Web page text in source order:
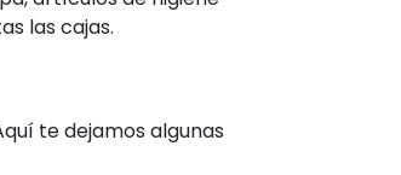
las cajas.
te dejamos algunas